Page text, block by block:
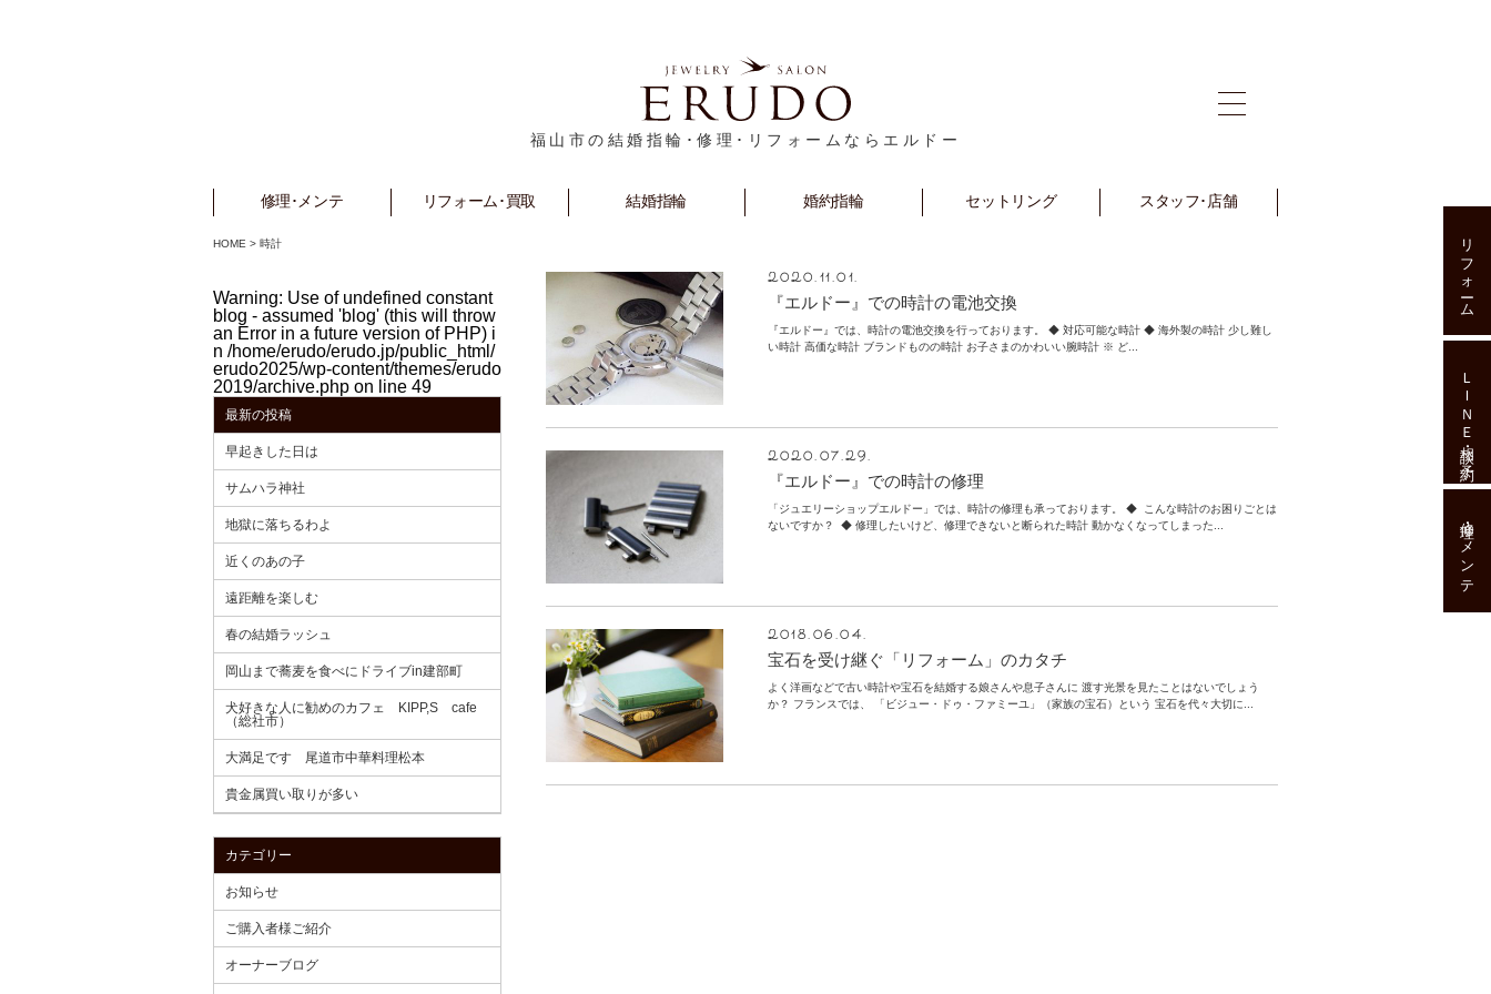
福山市の結婚指輪･修理･リフォームならエルドー
修理･メンテ
Repair リフォーム･買取
Reform 結婚指輪
Marriage 婚約指輪
Engagement セットリング
Set Ring スタッフ･店舗
Staff･Shop
HOME > 時計
2020.11.01.
『エルドー』での時計の電池交換
『エルドー』では、時計の電池交換を行っております。 ◆ 対応可能な時計 ◆ 海外製の時計 少し難し
い時計 高価な時計 ブランドものの時計 お子さまのかわいい腕時計 ※ ど...
2020.07.29.
『エルドー』での時計の修理
「ジュエリーショップエルドー」では、時計の修理も承っております。 ◆ こんな時計のお困りごとは
ないですか？ ◆ 修理したいけど、修理できないと断られた時計 動かなくなってしまった...
2018.06.04.
宝石を受け継ぐ「リフォーム」のカタチ
よく洋画などで古い時計や宝石を結婚する娘さんや息子さんに 渡す光景を見たことはないでしょう
か？ フランスでは、 「ビジュー・ドゥ・ファミーユ」（家族の宝石）という 宝石を代々大切に...
Warning: Use of undefined constant
blog - assumed 'blog' (this will throw
an Error in a future version of PHP) i
n /home/erudo/erudo.jp/public_html/
erudo2025/wp-content/themes/erudo
2019/archive.php on line 49
最新の投稿
早起きした日は
サムハラ神社
地獄に落ちるわよ
近くのあの子
遠距離を楽しむ
春の結婚ラッシュ
岡山まで蕎麦を食べにドライブin建部町
犬好きな人に勧めのカフェ KIPP,S cafe
（総社市）
大満足です 尾道市中華料理松本
貴金属買い取りが多い
カテゴリー
お知らせ
ご購入者様ご紹介
オーナーブログ
リフォーム
ＬＩＮＥ相談･予約
修理･メンテ